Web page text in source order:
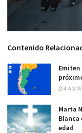
Contenido
4
Marta
Blanca
edad